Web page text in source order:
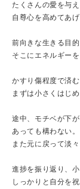
たくさんの愛を与え
自尊心を高めてあげ
前向きな生きる目
そこにエネルギーを
かすり傷程度で済
まずは小さくはじめ
途中、モチベが下
あっても構わない。
また元に戻って淡
進捗を振り返り、小
しっかりと自分を祝